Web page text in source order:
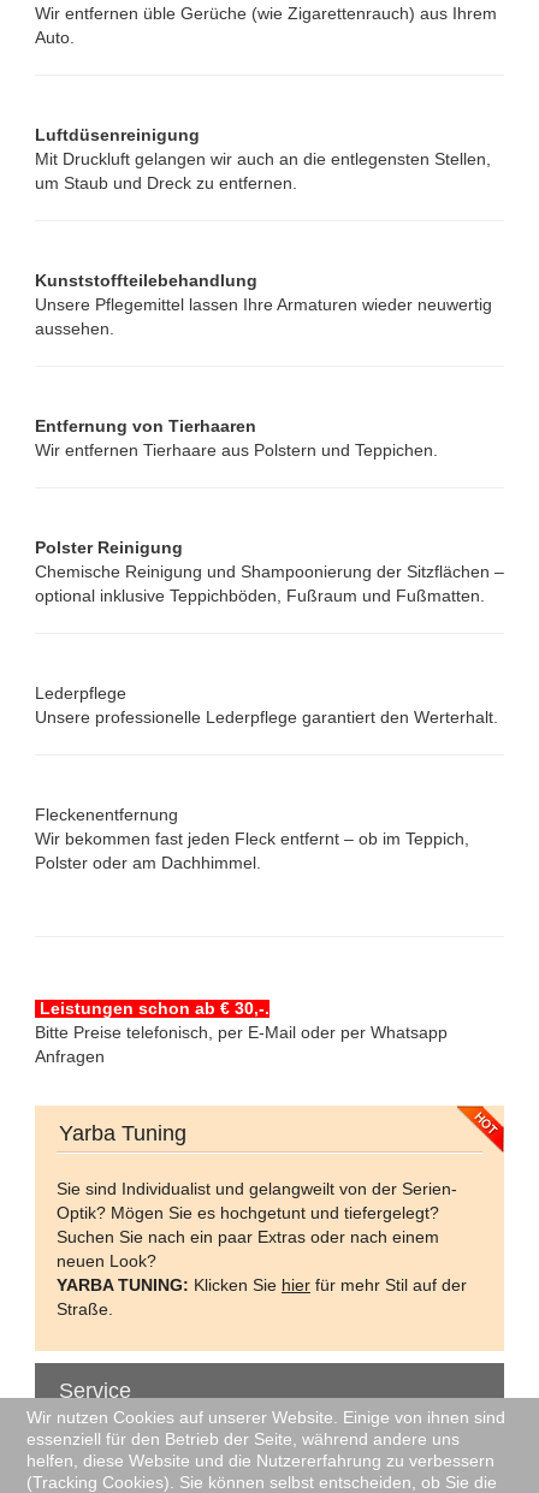
Wir entfernen üble Gerüche (wie Zigarettenrauch) aus Ihrem
Auto.
Luftdüsenreinigung
Mit Druckluft gelangen wir auch an die entlegensten Stellen,
um Staub und Dreck zu entfernen.
Kunststoffteilebehandlung
Unsere Pflegemittel lassen Ihre Armaturen wieder neuwertig
aussehen.
Entfernung von Tierhaaren
Wir entfernen Tierhaare aus Polstern und Teppichen.
Polster Reinigung
Chemische Reinigung und Shampoonierung der Sitzflächen –
optional inklusive Teppichböden, Fußraum und Fußmatten.
Lederpflege
Unsere professionelle Lederpflege garantiert den Werterhalt.
Fleckenentfernung
Wir bekommen fast jeden Fleck entfernt – ob im Teppich,
Polster oder am Dachhimmel.
Leistungen schon ab € 30,-.
Bitte Preise telefonisch, per E-Mail oder per Whatsapp
Anfragen
Yarba Tuning
Sie sind Individualist und gelangweilt von der Serien-
Optik? Mögen Sie es hochgetunt und tiefergelegt?
Suchen Sie nach ein paar Extras oder nach einem
neuen Look?
YARBA TUNING: Klicken Sie hierfür mehr Stil auf der
Straße.
Service
Unser Service macht den Unterschied!
Wir nutzen Cookies auf unserer Website. Einige von ihnen sind
essenziell für den Betrieb der Seite, während andere uns
helfen, diese Website und die Nutzererfahrung zu verbessern
(Tracking Cookies). Sie können selbst entscheiden, ob Sie die